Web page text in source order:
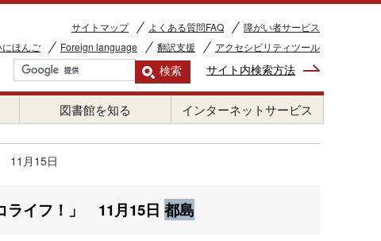
サイトマップ よくある質問FAQ
障がい者サービス
ほんご
Foreign language 翻訳支援 アクセシビリティツール
サイト内検索方法
図書館を知る インターネットサービス
11月15日
ライフ！」 11月15日 都島